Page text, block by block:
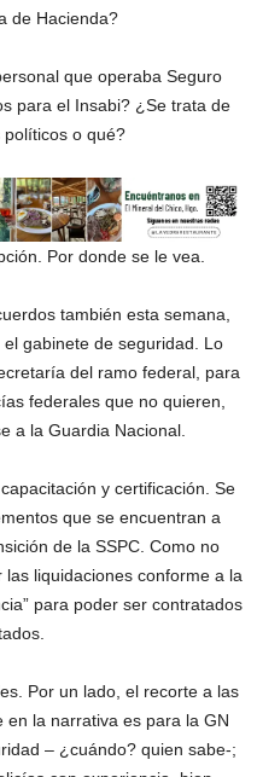
de Hacienda?
que operaba Seguro
para el Insabi? ¿Se trata de
o qué?
Por donde se le vea.
también esta semana,
gabinete de seguridad. Lo
del ramo federal, para
federales que no quieren,
a la Guardia Nacional.
y certificación. Se
que se encuentran a
de la SSPC. Como no
liquidaciones conforme a la
para poder ser contratados
Por un lado, el recorte a las
la narrativa es para la GN
– ¿cuándo? quien sabe-;